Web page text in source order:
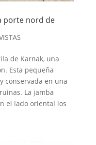
porte nord de
de Karnak, una
Esta pequeña
conservada en una
La jamba
el lado oriental los